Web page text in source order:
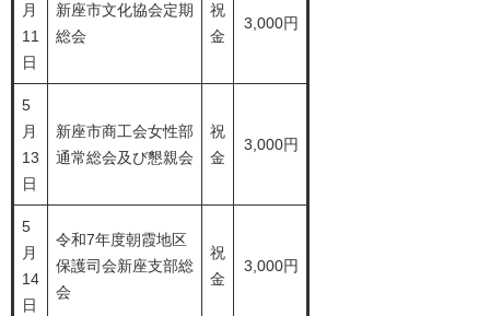
月
11
日
新座市文化協会定期
総会
祝
金
3,000円
5
月
13
日
新座市商工会女性部
通常総会及び懇親会
祝
金
3,000円
5
月
14
日
令和7年度朝霞地区
保護司会新座支部総
会
祝
金
3,000円